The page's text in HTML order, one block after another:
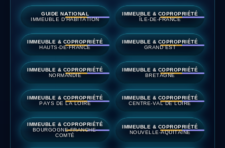
GUIDE NATIONAL
IMMEUBLE D'HABITATION
IMMEUBLE & COPROPRIÉTÉ
ÎLE-DE-FRANCE
IMMEUBLE & COPROPRIÉTÉ
HAUTS-DE-FRANCE
IMMEUBLE & COPROPRIÉTÉ
GRAND EST
IMMEUBLE & COPROPRIÉTÉ
NORMANDIE
IMMEUBLE & COPROPRIÉTÉ
BRETAGNE
IMMEUBLE & COPROPRIÉTÉ
PAYS DE LA LOIRE
IMMEUBLE & COPROPRIÉTÉ
CENTRE-VAL DE LOIRE
IMMEUBLE & COPROPRIÉTÉ
BOURGOGNE-FRANCHE-
COMTÉ
IMMEUBLE & COPROPRIÉTÉ
NOUVELLE-AQUITAINE